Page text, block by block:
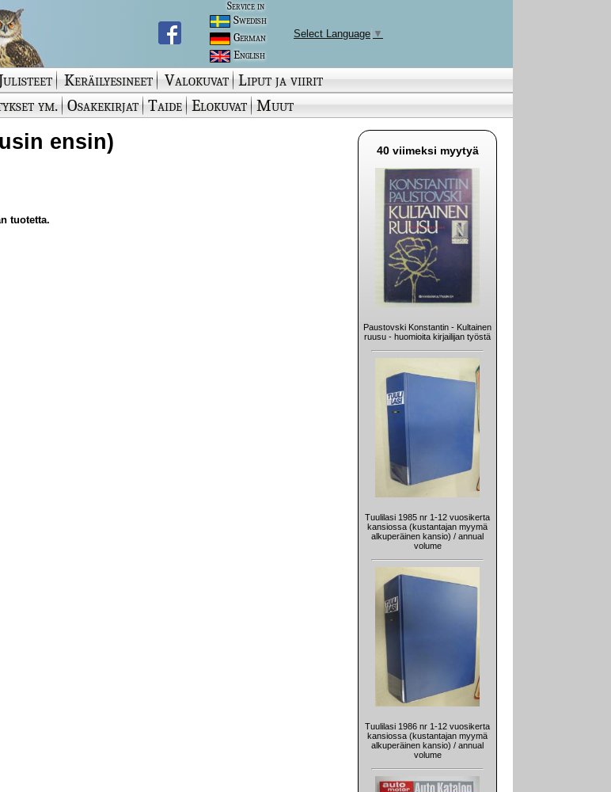
Service in
Swedish
German
English
Select Language ▼
Keräilyesineet Valokuvat Liput ja viirit
ym. Osakekirjat Taide Elokuvat Muut
ensin)
tuotetta.
40 viimeksi myytyä
Paustovski Konstantin - Kultainen
ruusu - huomioita kirjailijan työstä
Tuulilasi 1985 nr 1-12 vuosikerta
kansiossa (kustantajan myymä
alkuperäinen kansio) / annual
volume
Tuulilasi 1986 nr 1-12 vuosikerta
kansiossa (kustantajan myymä
alkuperäinen kansio) / annual
volume